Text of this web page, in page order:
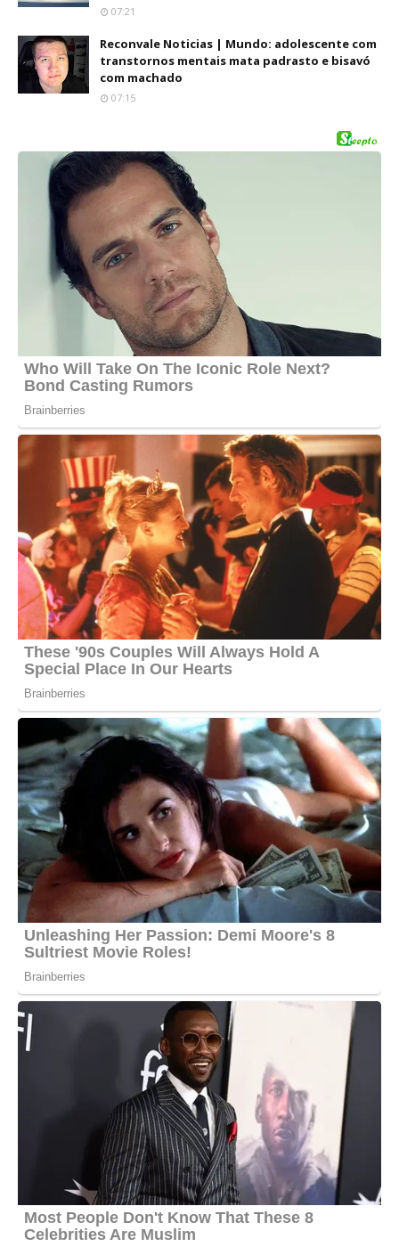
07:21
Reconvale Noticias | Mundo: adolescente com
transtornos mentais mata padrasto e bisavó
com machado
07:15